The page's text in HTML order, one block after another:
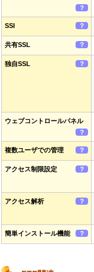
？
SSI ？
共有SSL ？
独自SSL ？
ウェブコントロールパネル
？
複数ユーザでの管理 ？
アクセス制限設定 ？
アクセス解析 ？
簡単インストール機能 ？